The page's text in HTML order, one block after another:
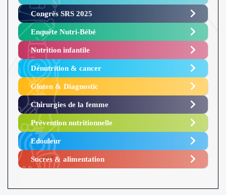
Congrès SRS 2025 ​
Enquête Nutri-Bébé ​
Nutrition infantile
Dénutrition & cancer
Gluten & Diagnostic
Chirurgies de la femme
Prévention nutritionnelle
Edouleur​
Sucres & alimentation​